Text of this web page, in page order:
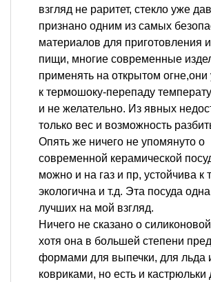
взгляд не раритет, стекло уже
признано одним из самых
материалов для приготовления
пищи, многие современные
применять на открытом огне,они
к термошоку-перепаду
и не желательно. Из явных
только вес и возможность
Опять же ничего не упомянуто о
современной керамической
можно и на газ и пр, устойчива к
экологична и т.д. Эта посуда
лучших на мой взгляд.
Ничего не сказано о
хотя она в большей степени
формами для выпечки, для льда
ковриками, но есть и кастрюльки